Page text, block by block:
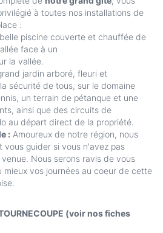
à toutes nos installations de
:
piscine couverte et chauffée de
face à un
la vallée.
jardin arboré, fleuri et
sécurité de tous, sur le domaine
un terrain de pétanque et une
ainsi que des circuits de
au départ direct de la propriété.
: Amoureux de notre région, nous
vous guider si vous n'avez pas
Nous serons ravis de vous
mieux vos journées au coeur de cette
(voir nos fiches